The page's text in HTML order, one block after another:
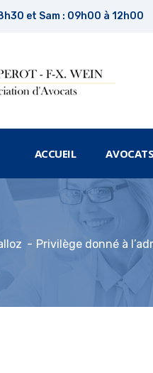
et Sam : 09h00 à 12h00
ACCUEIL AVOCATS
Privilège donné à